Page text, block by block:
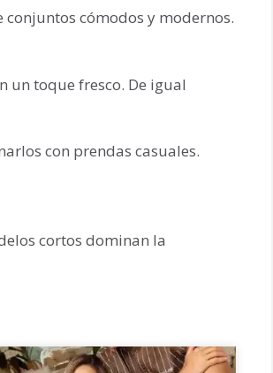
cómodos y modernos.
un toque fresco. De igual
con prendas casuales.
cortos dominan la